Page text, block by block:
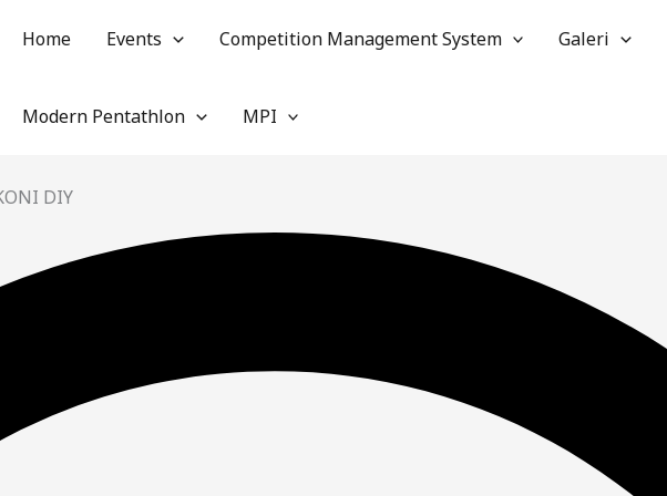
Home Events Competition Management System Galeri
Modern Pentathlon MPI
DIY